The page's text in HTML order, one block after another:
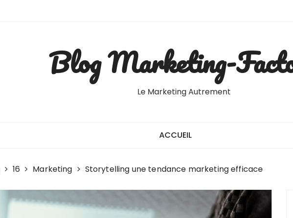
Blog Marketing-
Le Marketing Autrement
ACCUEIL
16 Marketing Storytelling une tendance marketing efficace